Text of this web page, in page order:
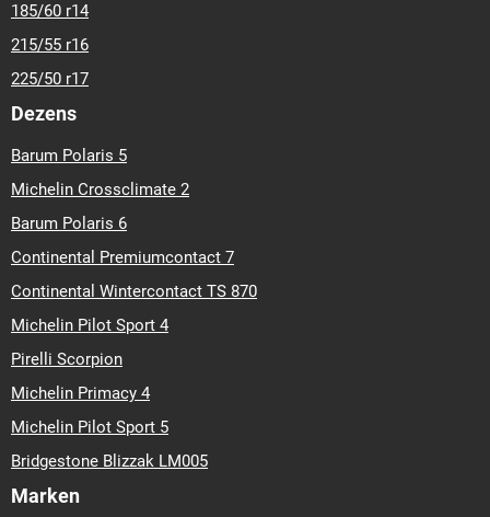
185/60 r14
215/55 r16
225/50 r17
Dezens
Barum Polaris 5
Michelin Crossclimate 2
Barum Polaris 6
Continental Premiumcontact 7
Continental Wintercontact TS 870
Michelin Pilot Sport 4
Pirelli Scorpion
Michelin Primacy 4
Michelin Pilot Sport 5
Bridgestone Blizzak LM005
Marken